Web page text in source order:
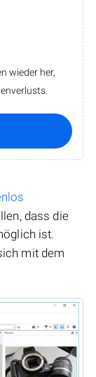
wieder her,
dass die
ist.
mit dem